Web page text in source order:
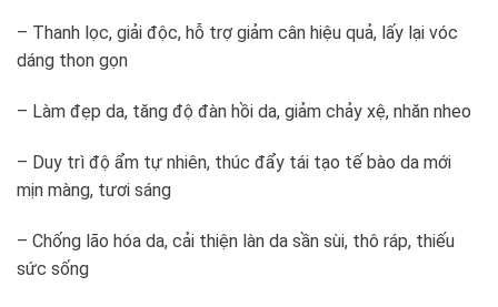
– Thanh lọc, giải độc, hỗ trợ giảm cân hiệu quả, lấy lại vóc
dáng thon gọn
– Làm đẹp da, tăng độ đàn hồi da, giảm chảy xệ, nhăn nheo
– Duy trì độ ẩm tự nhiên, thúc đẩy tái tạo tế bào da mới
mịn màng, tươi sáng
– Chống lão hóa da, cải thiện làn da sần sùi, thô ráp, thiếu
sức sống